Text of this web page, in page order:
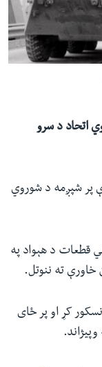
اتحاد د سرو
د ۱۳۵۸ کال د جدې پر شپږمه د شوروي
قطعات د هېواد په
خاورې ته ننوتل.
کړ او پر ځای